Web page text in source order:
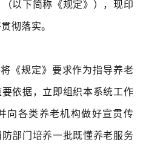
以下简称《规定》），现印
彻落实。
规定》要求作为指导养老
依据，立即组织本系统工作
向各类养老机构做好宣贯传
部门培养一批既懂养老服务